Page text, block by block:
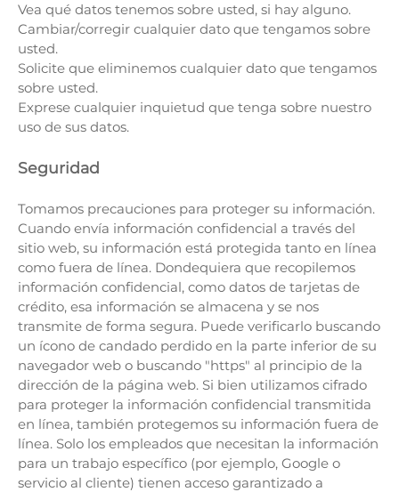
Vea qué datos tenemos sobre usted, si hay alguno.
Cambiar/corregir cualquier dato que tengamos sobre
usted.
Solicite que eliminemos cualquier dato que tengamos
sobre usted.
Exprese cualquier inquietud que tenga sobre nuestro
uso de sus datos.
Seguridad
Tomamos precauciones para proteger su información.
Cuando envía información confidencial a través del
sitio web, su información está protegida tanto en línea
como fuera de línea. Dondequiera que recopilemos
información confidencial, como datos de tarjetas de
crédito, esa información se almacena y se nos
transmite de forma segura. Puede verificarlo buscando
un ícono de candado perdido en la parte inferior de su
navegador web o buscando "https" al principio de la
dirección de la página web. Si bien utilizamos cifrado
para proteger la información confidencial transmitida
en línea, también protegemos su información fuera de
línea. Solo los empleados que necesitan la información
para un trabajo específico (por ejemplo, Google o
servicio al cliente) tienen acceso garantizado a